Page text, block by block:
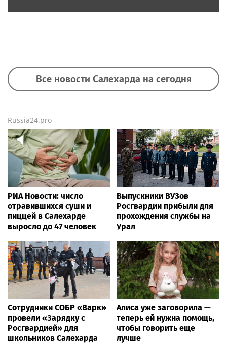
Все новости Салехарда на сегодня
Russia24.pro
РИА Новости: число
отравившихся суши и
пиццей в Салехарде
выросло до 47 человек
Выпускники ВУЗов
Росгвардии прибыли для
прохождения службы на
Урал
Сотрудники СОБР «Варк»
провели «Зарядку с
Росгвардией» для
школьников Салехарда
Алиса уже заговорила —
теперь ей нужна помощь,
чтобы говорить еще
лучше